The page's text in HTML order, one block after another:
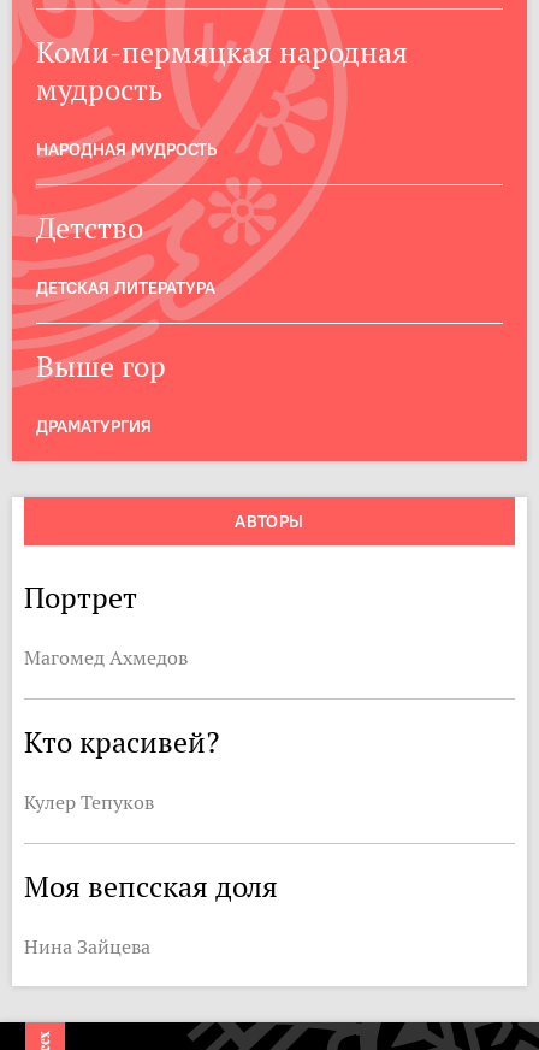
Коми-пермяцкая народная
мудрость
НАРОДНАЯ МУДРОСТЬ
Детство
ДЕТСКАЯ ЛИТЕРАТУРА
Выше гор
ДРАМАТУРГИЯ
АВТОРЫ
Портрет
Магомед Ахмедов
Кто красивей?
Кулер Тепуков
Моя вепсская доля
Нина Зайцева